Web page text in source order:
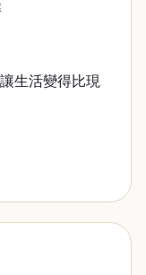
生活變得比現